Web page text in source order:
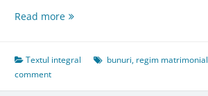
Read moreArt.
din
şi
Textul integral bunuri, regim matrimonial
comment